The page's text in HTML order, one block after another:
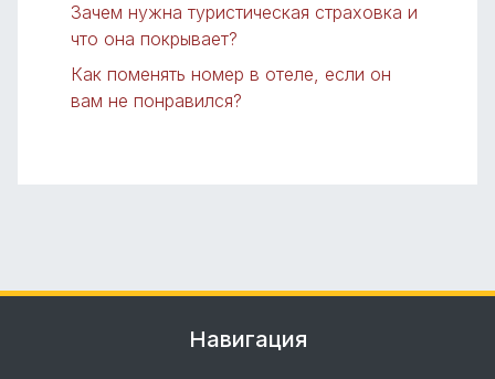
Зачем нужна туристическая страховка и
что она покрывает?
Как поменять номер в отеле, если он
вам не понравился?
Навигация